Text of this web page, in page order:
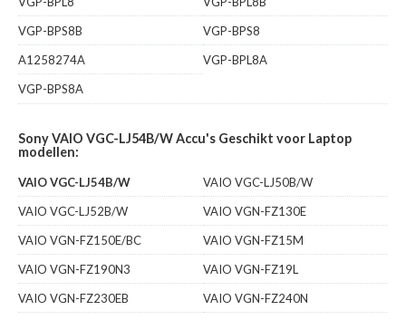
VGP-BPS8B
VGP-BPS8
A1258274A
VGP-BPL8A
VGP-BPS8A
Sony VAIO VGC-LJ54B/W Accu's Geschikt voor Laptop
modellen:
VAIO VGC-LJ54B/W
VAIO VGC-LJ50B/W
VAIO VGC-LJ52B/W
VAIO VGN-FZ130E
VAIO VGN-FZ150E/BC
VAIO VGN-FZ15M
VAIO VGN-FZ190N3
VAIO VGN-FZ19L
VAIO VGN-FZ230EB
VAIO VGN-FZ240N